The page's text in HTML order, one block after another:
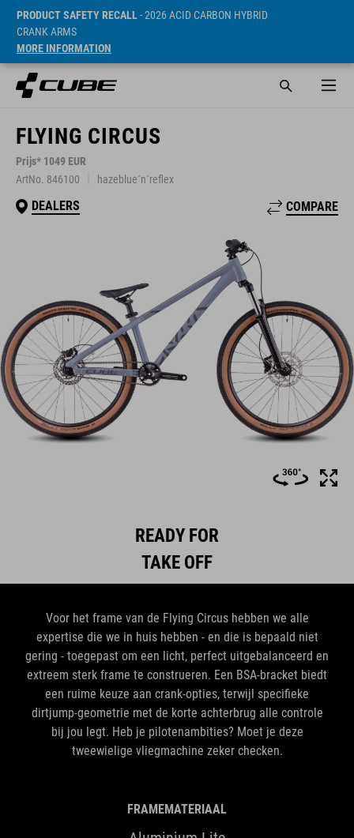
PRODUCT SAFETY RECALL- 2026 ACID CARBON HYBRID
CRANK ARMS
MORE INFORMATION
FLYING CIRCUS
Prijs* 1049 EUR
ArtNo. 846100
hazeblue´n´reflex
DEALERS COMPARE
READY FOR
TAKE OFF
Voor het frame van de Flying Circus hebben we alle
expertise die we in huis hebben - en die is bepaald niet
gering - toegepast om een licht, perfect uitgebalanceerd en
extreem sterk frame te construeren. Een BSA-bracket biedt
een ruime keuze aan crank-opties, terwijl specifieke
dirtjump-geometrie met de korte achterbrug alle controle
bij jou legt. Heb je pilotenambities? Moet je deze
tweewielige vliegmachine zeker checken.
FRAMEMATERIAAL